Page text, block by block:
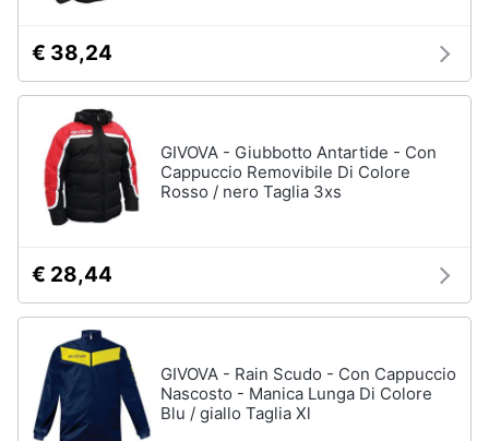
tutti
€ 38,24
GIVOVA - Giubbotto Antartide - Con
Cappuccio Removibile Di Colore
Rosso / nero Taglia 3xs
€ 28,44
GIVOVA - Rain Scudo - Con Cappuccio
Nascosto - Manica Lunga Di Colore
Blu / giallo Taglia Xl